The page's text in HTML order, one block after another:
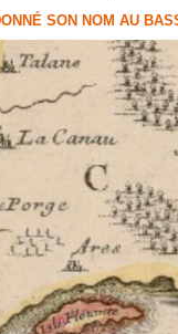
SON NOM AU